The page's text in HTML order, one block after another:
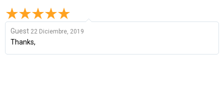
Guest 22 Diciembre, 2019
Thanks,